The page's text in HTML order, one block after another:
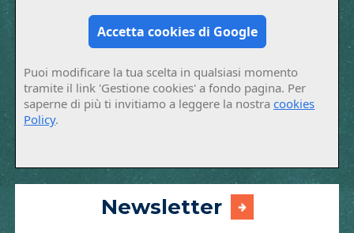
Accetta cookies di Google
Puoi modificare la tua scelta in qualsiasi momento
tramite il link 'Gestione cookies' a fondo pagina. Per
saperne di più ti invitiamo a leggere la nostracookies
Policy.
Newsletter